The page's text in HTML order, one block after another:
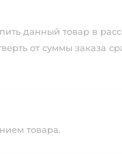
данный товар в
от суммы заказа
товара.